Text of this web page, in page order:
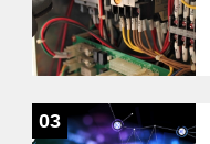
03